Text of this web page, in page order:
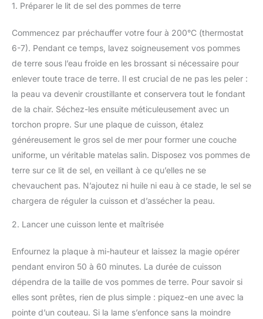
1. Préparer le lit de sel des pommes de terre
Commencez par préchauffer votre four à 200°C (thermostat
6-7). Pendant ce temps, lavez soigneusement vos pommes
de terre sous l’eau froide en les brossant si nécessaire pour
enlever toute trace de terre. Il est crucial de ne pas les peler :
la peau va devenir croustillante et conservera tout le fondant
de la chair. Séchez-les ensuite méticuleusement avec un
torchon propre. Sur une plaque de cuisson, étalez
généreusement le gros sel de mer pour former une couche
uniforme, un véritable matelas salin. Disposez vos pommes de
terre sur ce lit de sel, en veillant à ce qu’elles ne se
chevauchent pas. N’ajoutez ni huile ni eau à ce stade, le sel se
chargera de réguler la cuisson et d’assécher la peau.
2. Lancer une cuisson lente et maîtrisée
Enfournez la plaque à mi-hauteur et laissez la magie opérer
pendant environ 50 à 60 minutes. La durée de cuisson
dépendra de la taille de vos pommes de terre. Pour savoir si
elles sont prêtes, rien de plus simple : piquez-en une avec la
pointe d’un couteau. Si la lame s’enfonce sans la moindre